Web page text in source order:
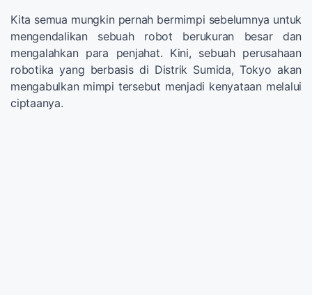
Kita semua mungkin pernah bermimpi sebelumnya untuk
mengendalikan sebuah robot berukuran besar dan
mengalahkan para penjahat. Kini, sebuah perusahaan
robotika yang berbasis di Distrik Sumida, Tokyo akan
mengabulkan mimpi tersebut menjadi kenyataan melalui
ciptaanya.